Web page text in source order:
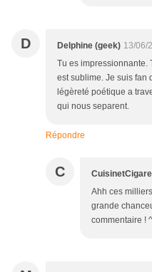
D Delphine (geek) 13/06/
Tu es impressionnante.
est sublime. Je suis fan
légèreté poétique a
qui nous separent.
Répondre
C
Ahh ces
grande
commentaire !